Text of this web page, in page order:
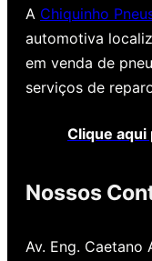
A Chiquinho
automotiva
em venda de
serviços de
Clique aqui
Nossos
Av. Eng. Caetano